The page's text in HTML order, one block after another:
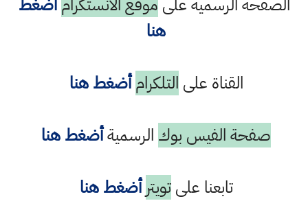
الصفحة الرسمية على موقع الانستكرام أضغط
هنا
القناة على التلكرام أضغط هنا
صفحة الفيس بوك الرسميةأضغط هنا
تابعنا علىتويتر أضغط هنا